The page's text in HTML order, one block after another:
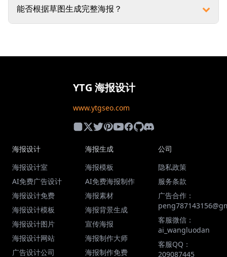
能否根据草图生成完整海报？
YTG 海报设计
www.ytgseo.com
海报设计
海报设计室
AI免费广告设计
海报设计免费
海报设计模板
海报设计图片
海报设计网站
广告设计公司
海报生成
海报模板
AI免费海报制作
海报素材
海报背景生成
宣传海报
海报制作大师
海报制作免费
公司
隐私政策
服务条款
广告合作：
客服微信：
ai_wangluodan
客服QQ：
209087445